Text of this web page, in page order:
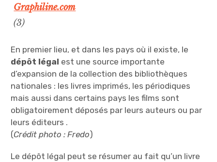
Graphiline.com
(3)
En premier lieu, et dans les pays où il existe, le
dépôt légal est une source importante
d’expansion de la collection des bibliothèques
nationales : les livres imprimés, les périodiques
mais aussi dans certains pays les films sont
obligatoirement déposés par leurs auteurs ou par
leurs éditeurs .
(Crédit photo : Fredo)
Le dépôt légal peut se résumer au fait qu’un livre